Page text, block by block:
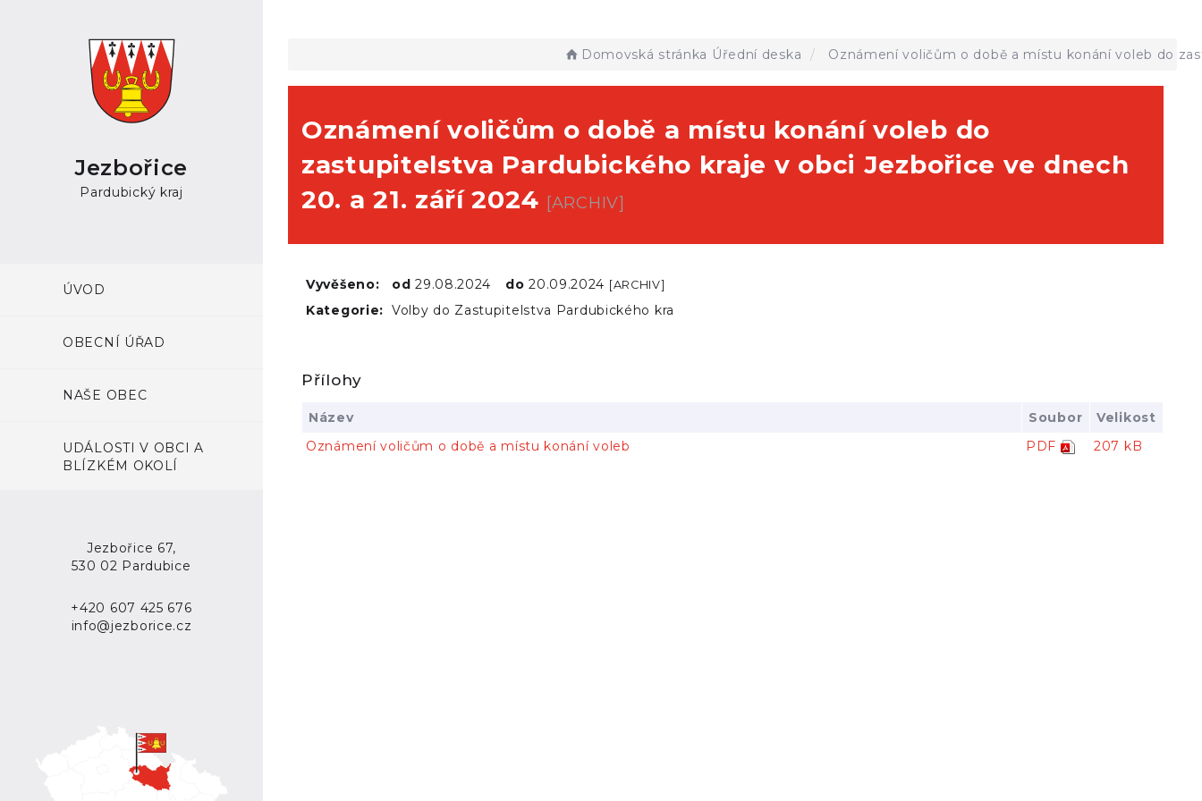
Jezbořice
Pardubický kraj
ÚVOD
OBECNÍ ÚŘAD
NAŠE OBEC
UDÁLOSTI V OBCI A
BLÍZKÉM OKOLÍ
Jezbořice 67,
530 02 Pardubice
+420 607 425 676
info@jezborice.cz
Domovská stránka Úřední deska Oznámení voličům o době a místu konání voleb do
Oznámení voličům o době a místu konání voleb do
zastupitelstva Pardubického kraje v obci Jezbořice ve dnech
20. a 21. září 2024 [ARCHIV]
Vyvěšeno: od29.08.2024 do20.09.2024 [ARCHIV]
Kategorie: Volby do Zastupitelstva Pardubického kra
Přílohy
Název Soubor
Velikost
Oznámení voličům o době a místu konání voleb
PDF 207 kB